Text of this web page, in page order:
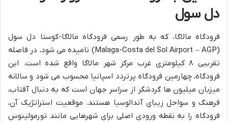
دل سول
فرودگاه مالاگا، که به طور رسمی فرودگاه مالاگا-کوستا دل سول
(Malaga-Costa del Sol Airport – AGP) نامیده می شود، در فاصله
تقریبی ۸ کیلومتری غرب مرکز شهر مالاگا واقع شده است. این
فرودگاه، چهارمین فرودگاه پرتردد اسپانیا محسوب می شود و سالانه
میزبان میلیون ها گردشگر از سراسر جهان است که به دنبال آفتاب،
فرهنگ و سواحل زیبای آندالوسیا هستند. موقعیت استراتژیک آن،
فرودگاه را به نقطه ورودی اصلی برای شهرهایی مانند تورمولینوس